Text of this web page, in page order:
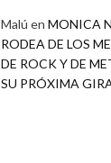
Malú en MONICA
RODEA DE LOS
DE ROCK Y DE
SU PRÓXIMA